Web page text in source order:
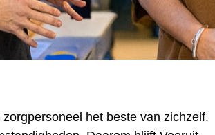
het beste van zichzelf.